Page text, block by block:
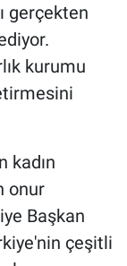
gerçekten
kurumu
kadın
onur
Başkan
çeşitli